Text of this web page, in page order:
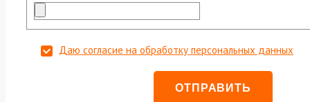
Даю согласие на обработку персональных данных